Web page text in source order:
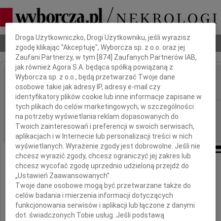
Nekrologi Odeszli Poradnik pogrzebowy
IMIĘ I NAZWISKO: Leszek Allerhand
REGION: cała Polska, Kraków
DATA EMISJI: 05.04.2018
Z żalem żegnamy
zmarłego 3 kwietnia 2018 w Zakopanem
bł.p.
Dbamy o Twoją prywatność
Droga Użytkowniczko, Drogi Użytkowniku, jeśli wyrazisz
zgodę klikając "Akceptuję", Wyborcza sp. z o.o. oraz jej
Zaufani Partnerzy, w tym [874 ] Zaufanych Partnerów IAB,
jak również Agora S.A. będąca spółką powiązaną z
Wyborcza sp. z o.o., będą przetwarzać Twoje dane
osobowe takie jak adresy IP, adresy e-mail czy
identyfikatory plików cookie lub inne informacje zapisane w
tych plikach do celów marketingowych, w szczególności
na potrzeby wyświetlania reklam dopasowanych do
Twoich zainteresowań i preferencji w swoich serwisach,
aplikacjach i w Internecie lub personalizacji treści w nich
wyświetlanych. Wyrażenie zgody jest dobrowolne. Jeśli nie
chcesz wyrazić zgody, chcesz ograniczyć jej zakres lub
chcesz wycofać zgodę uprzednio udzieloną przejdź do
„Ustawień Zaawansowanych”.
Twoje dane osobowe mogą być przetwarzane także do
celów badania i mierzenia informacji dotyczących
funkcjonowania serwisów i aplikacji lub łączone z danymi
dot. świadczonych Tobie usług. Jeśli podstawą